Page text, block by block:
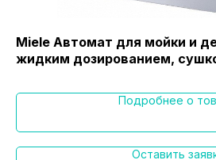
Miele Автомат для мойки и
жидким дозированием,
проводимости. PG 8582 CD
Подробнее о
Оставить